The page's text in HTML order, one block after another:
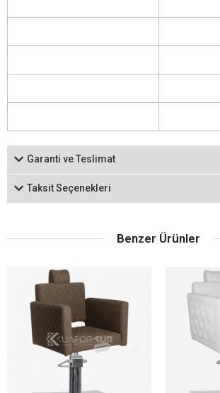
Garanti ve Teslimat
Taksit Seçenekleri
Benzer Ürünler